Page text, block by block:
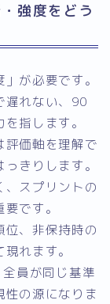
強度をどう
が必要です。
遅れない、90
指します。
評価軸を理解で
きりします。
スプリントの
です。
、非保持時の
れます。
員が同じ基準
の源になりま